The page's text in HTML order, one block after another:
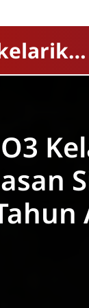
Official Website SDN 003 kelarik Utara